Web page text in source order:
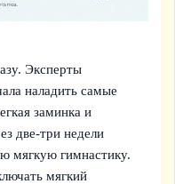
Эксперты
наладить самые
заминка и
две‑три недели
мягкую гимнастику.
мягкий